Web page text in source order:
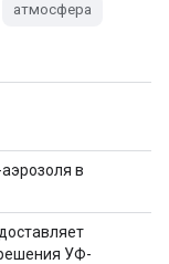
атмосфера
в
УФ-